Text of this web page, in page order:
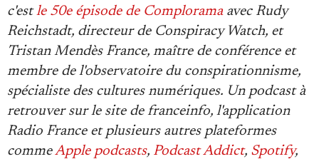
c'estle 50e épisode de Comploramaavec Rudy
Reichstadt, directeur de Conspiracy Watch, et
Tristan Mendès France, maître de conférence et
membre de l'observatoire du conspirationnisme,
spécialiste des cultures numériques. Un podcast à
retrouver sur le site de franceinfo, l'application
Radio France et plusieurs autres plateformes
commeApple podcasts, Podcast Addict, Spotify,